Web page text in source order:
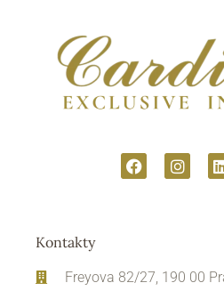
Kontakty
Freyova 82/27, 190 00